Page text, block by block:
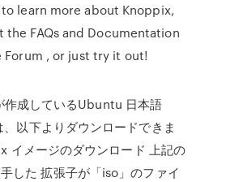
learn more about Knoppix,
the FAQs and Documentation
Forum , or just try it out!
作成しているUbuntu 日本語
以下よりダウンロードできま
イメージのダウンロード 上記の
した 拡張子が「iso」のファイ